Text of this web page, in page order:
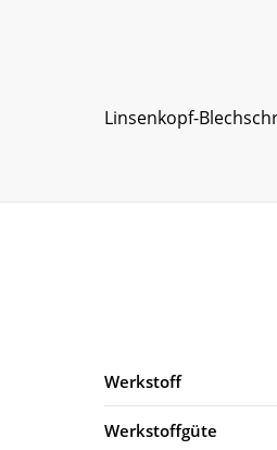
Linsenkopf-
Werkstoff
Werkstoffgüte